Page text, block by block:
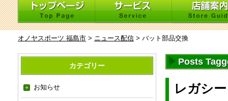
オノヤスポーツ 福島市 > ニュース配信 > バット部品交換
カテゴリー
お知らせ
Posts
レガシ